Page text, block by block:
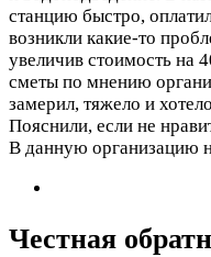
станцию быстро,
возникли какие-то
увеличив стоимость
сметы по мнению
замерил, тяжело и
Пояснили, если не
В данную организацию
Честная